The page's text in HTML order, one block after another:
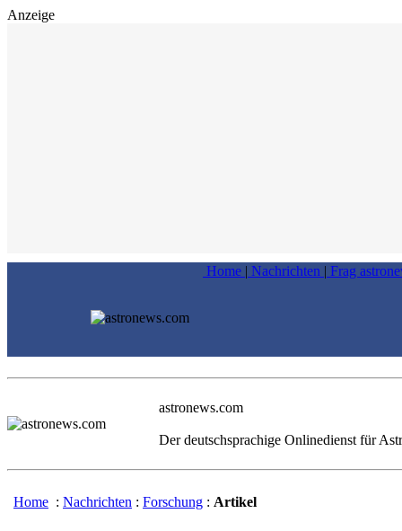
Anzeige
Home | Nachrichten | Frag
astronews.com
Der deutschsprachige Onlinedienst für
Home : Nachrichten : Forschung : Artikel